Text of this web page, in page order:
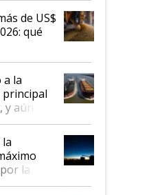
de US$
qué
a la
principal
aún así
de cada
el
la